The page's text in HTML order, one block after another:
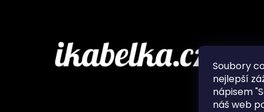
Soubory
nejlepší
nápisem
náš web
O nás
Často